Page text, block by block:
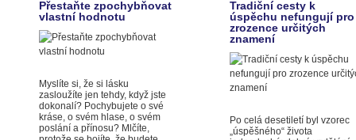
Přestaňte zpochybňovat
vlastní hodnotu
Myslíte si, že si lásku
zasloužíte jen tehdy, když jste
dokonalí? Pochybujete o své
kráse, o svém hlase, o svém
poslání a přínosu? Mlčíte,
Tradiční cesty k
úspěchu nefungují pro
zrozence určitých
znamení
Po celá desetiletí byl vzorec
„úspěšného“ života